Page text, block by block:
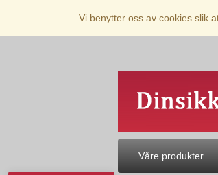
Vi benytter oss av cookies slik
Våre produkter